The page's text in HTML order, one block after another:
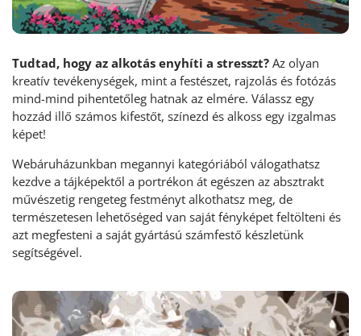
Tudtad, hogy az alkotás enyhíti a stresszt? Az olyan
kreatív tevékenységek, mint a festészet, rajzolás és fotózás
mind-mind pihentetőleg hatnak az elmére. Válassz egy
hozzád illő számos kifestőt, színezd és alkoss egy izgalmas
képet!
Webáruházunkban megannyi kategóriából válogathatsz
kezdve a tájképektől a portrékon át egészen az absztrakt
művészetig rengeteg festményt alkothatsz meg, de
természetesen lehetőséged van saját fényképet feltölteni és
azt megfesteni a saját gyártású számfestő készletünk
segítségével.